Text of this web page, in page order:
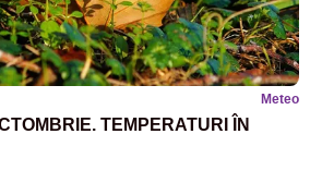
Meteo
TEMPERATURI ÎN